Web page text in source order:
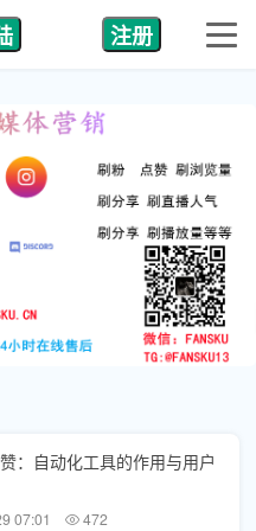
注册
：自动化工具的作用与用户
07:01 472